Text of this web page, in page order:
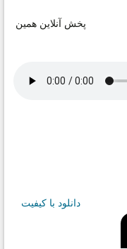
پخش آنلاین همین
دانلود با کیفیت